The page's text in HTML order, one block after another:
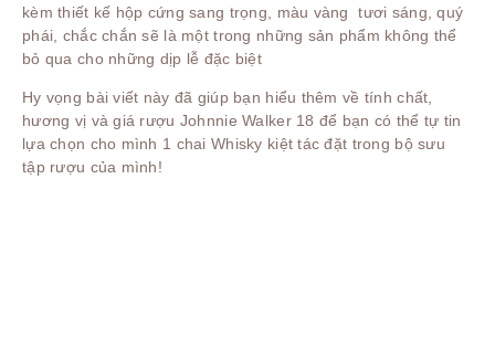
kèm thiết kế hộp cứng sang trọng, màu vàng tươi sáng, quý
phái, chắc chắn sẽ là một trong những sản phẩm không thể
bỏ qua cho những dịp lễ đặc biệt
Hy vọng bài viết này đã giúp bạn hiểu thêm về tính chất,
hương vị và giá rượu Johnnie Walker 18 để bạn có thể tự tin
lựa chọn cho mình 1 chai Whisky kiệt tác đặt trong bộ sưu
tập rượu của mình!